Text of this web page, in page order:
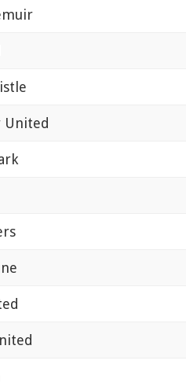
United